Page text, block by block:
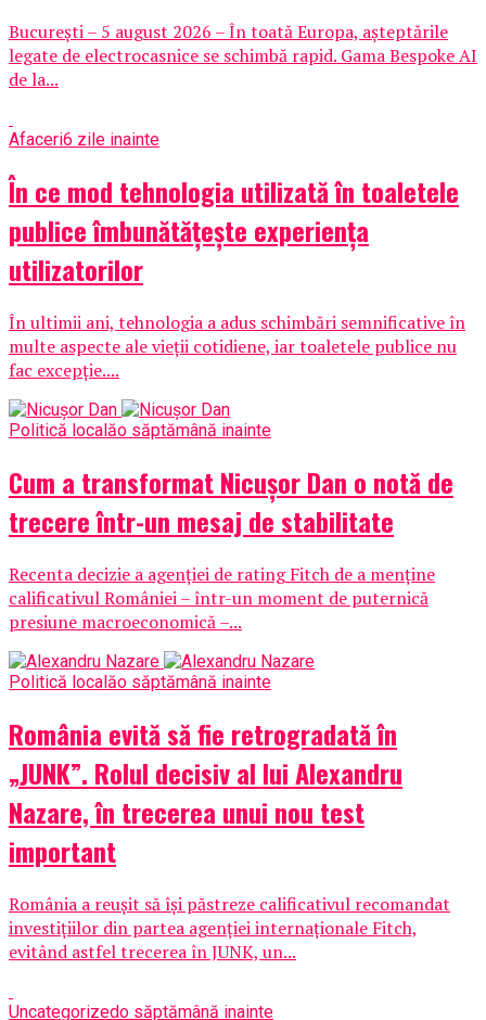
București – 5 august 2026 – În toată Europa, așteptările
legate de electrocasnice se schimbă rapid. Gama Bespoke AI
de la...
Afaceri6 zile inainte
În ce mod tehnologia utilizată în toaletele
publice îmbunătățește experiența
utilizatorilor
În ultimii ani, tehnologia a adus schimbări semnificative în
multe aspecte ale vieții cotidiene, iar toaletele publice nu
fac excepție....
Politică localăo săptămână inainte
Cum a transformat Nicușor Dan o notă de
trecere într-un mesaj de stabilitate
Recenta decizie a agenției de rating Fitch de a menține
calificativul României – într-un moment de puternică
presiune macroeconomică –...
Politică localăo săptămână inainte
România evită să fie retrogradată în
„JUNK”. Rolul decisiv al lui Alexandru
Nazare, în trecerea unui nou test
important
România a reușit să își păstreze calificativul recomandat
investițiilor din partea agenției internaționale Fitch,
evitând astfel trecerea în JUNK, un...
Uncategorizedo săptămână inainte